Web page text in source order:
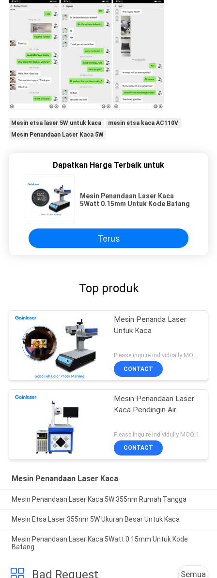
Mesin etsa laser 5W untuk kaca
mesin etsa kaca AC110V
Mesin Penandaan Laser Kaca 5W
Dapatkan Harga Terbaik untuk
Mesin Penandaan Laser Kaca
5Watt 0.15mm Untuk Kode Batang
Terus
Top produk
Mesin Penanda Laser
Untuk Kaca
CONTACT
Mesin Penandaan Laser
Kaca Pendingin Air
Please inquire individully MOQ:1
CONTACT
Mesin Penandaan Laser Kaca
Mesin Penandaan Laser Kaca 5W 355nm Rumah Tangga
Mesin Etsa Laser 355nm 5W Ukuran Besar Untuk Kaca
Mesin Penandaan Laser Kaca 5Watt 0.15mm Untuk Kode
Batang
Bad Request Semua